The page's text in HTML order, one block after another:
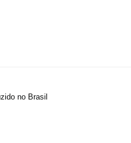
no Brasil